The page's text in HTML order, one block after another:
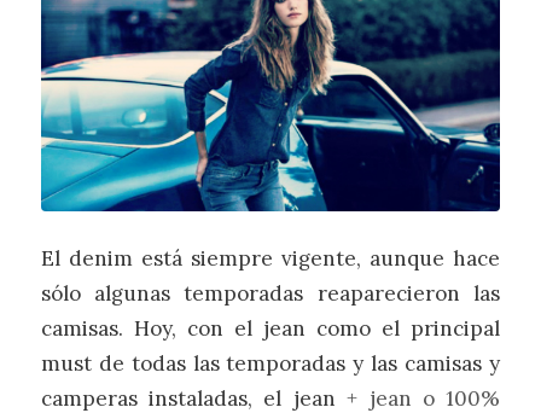
El denim está siempre vigente, aunque hace
sólo algunas temporadas reaparecieron las
camisas. Hoy, con el jean como el principal
must de todas las temporadas y las camisas y
camperas instaladas, el jean+ jean o 100%